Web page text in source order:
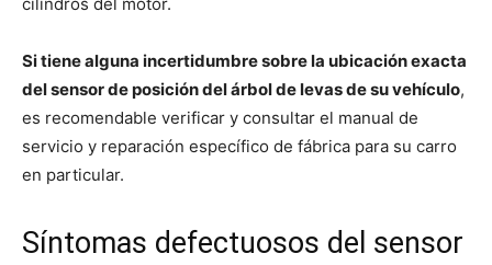
Si tiene alguna incertidumbre sobre la ubicación exacta
del sensor de posición del árbol de levas de su vehículo,
es recomendable verificar y consultar el manual de
servicio y reparación específico de fábrica para su carro
en particular.
Síntomas defectuosos del sensor